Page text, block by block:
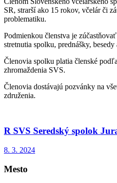
SR, strarší ako 15 rokov, včelár či
problematiku.
Podmienkou členstva je
stretnutia spolku, prednášky,
Členovia spolku platia členské
zhromaždenia SVS.
Členovia dostávajú pozvánky na
združenia.
R SVS Seredský spolok
8. 3. 2024
Mesto